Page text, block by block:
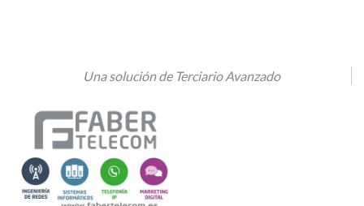
Una solución de Terciario Avanzado